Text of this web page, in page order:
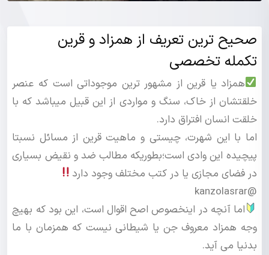
صحیح ترین تعریف از همزاد و قرین
تکمله تخصصی
همزاد یا قرین از مشهور ترین موجوداتی است که عنصر
خلقتشان از خاک، سنگ و مواردی از این قبیل میباشد که با
خلقت انسان افتراق دارد.
اما با این شهرت، چیستی و ماهیت قرین از مسائل نسبتا
پیچیده این وادی است؛بطوریکه مطالب ضد و نقیض بسیاری
در فضای مجازی یا در کتب مختلف وجود دارد
@kanzolasrar
اما آنچه در اینخصوص اصح اقوال است، این بود که بهیچ
وجه همزاد معروف جن یا شیطانی نیست که همزمان با ما
بدنیا می آید.